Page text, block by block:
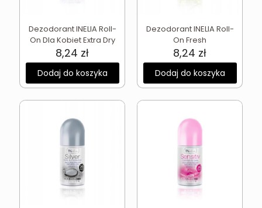
Dezodorant INELIA Roll-
On Dla Kobiet Extra Dry
8,24 zł
Dodaj do koszyka
Dezodorant INELIA Roll-
On Fresh
8,24 zł
Dodaj do koszyka